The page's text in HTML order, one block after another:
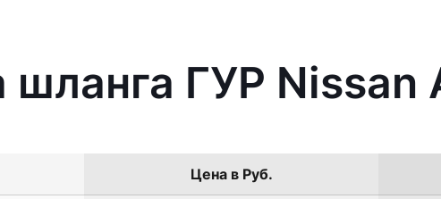
ГУР Nissan
Цена в Руб.